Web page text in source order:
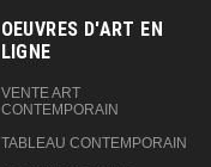
OEUVRES D'ART EN
LIGNE‎
VENTE ART
CONTEMPORAIN
TABLEAU CONTEMPORAIN